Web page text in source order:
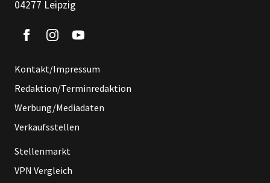
04277 Leipzig
Kontakt/Impressum
Redaktion/Terminredaktion
Werbung/Mediadaten
Verkaufsstellen
Stellenmarkt
VPN Vergleich